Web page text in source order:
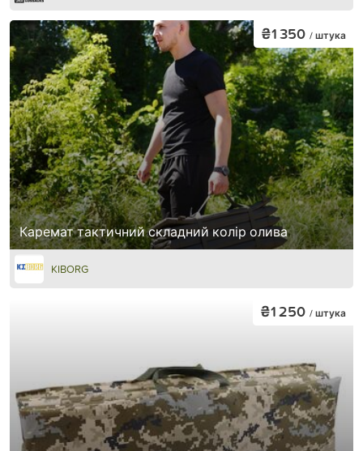
Каремат тактичний складний колір олива
₴1 350 / штука
KIBORG
₴1 250 / штука